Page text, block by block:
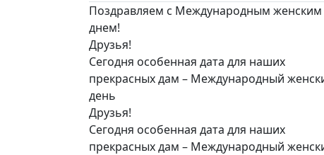
Поздравляем с Международным женским
днем!
Друзья!
Сегодня особенная дата для наших
прекрасных дам – Международный
день
Друзья!
Сегодня особенная дата для наших
прекрасных дам – Международный